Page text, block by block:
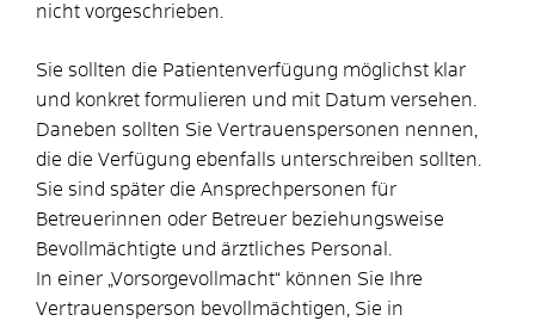
nicht vorgeschrieben.
Sie sollten die Patientenverfügung möglichst klar
und konkret formulieren und mit Datum versehen.
Daneben sollten Sie Vertrauenspersonen nennen,
die die Verfügung ebenfalls unterschreiben sollten.
Sie sind später die Ansprechpersonen für
Betreuerinnen oder Betreuer beziehungsweise
Bevollmächtigte und ärztliches Personal.
In einer „Vorsorgevollmacht“ können Sie Ihre
Vertrauensperson bevollmächtigen, Sie in